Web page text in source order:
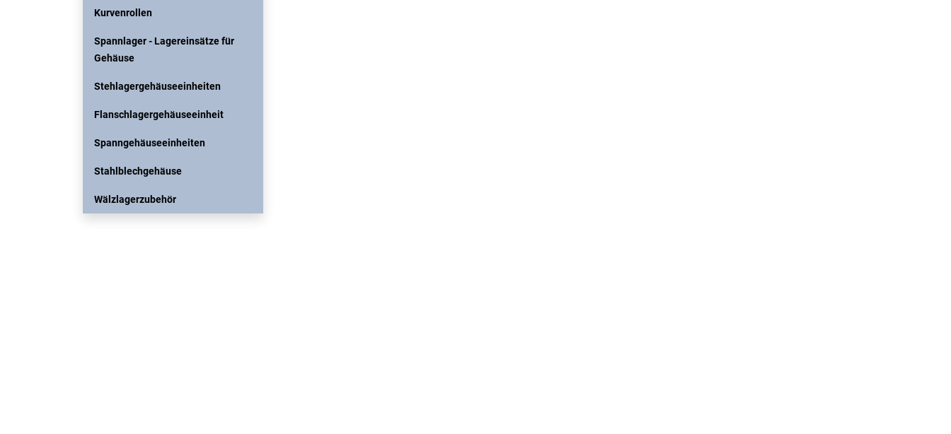
Kurvenrollen
Spannlager - Lagereinsätze für
Gehäuse
Stehlagergehäuseeinheiten
Flanschlagergehäuseeinheit
Spanngehäuseeinheiten
Stahlblechgehäuse
Wälzlagerzubehör